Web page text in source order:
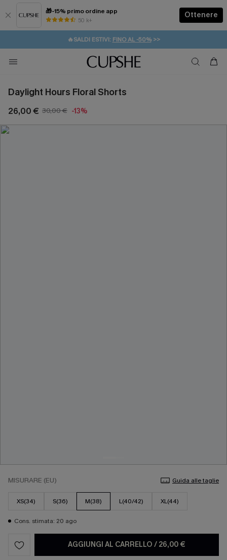
🎁-15% primo ordine app
50 k+
Ottenere
⚡️-15% SUGLI ESSENZIALI DA VACANZA | ACQUISTA
🔥SALDI ESTIVI: FINO AL -50%>>
🚚SPEDIZIONE GRATUITA DA 49€
💌REGALO PER I NUOVI: 20% DI SCONTO*
Daylight Hours Floral Shorts
26,00 € 30,00 € -13%
MISURARE (EU) Guida alle taglie
XS(34) S(36) M(38) L(40/42) XL(44)
Cons. stimata: 20 ago
AGGIUNGI AL CARRELLO / 26,00 €